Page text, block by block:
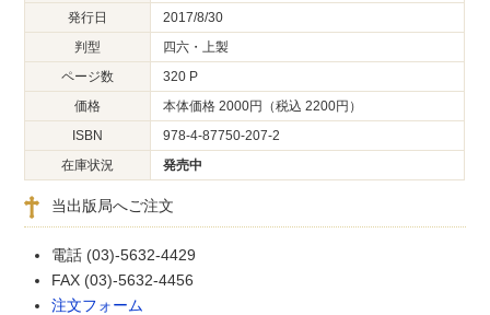
発行日
2017/8/30
判型
四六・上製
ページ数
320 P
価格
本体価格 2000円（税込 2200円）
ISBN
978-4-87750-207-2
在庫状況
発売中
当出版局へご注文
電話 (03)-5632-4429
FAX (03)-5632-4456
注文フォーム